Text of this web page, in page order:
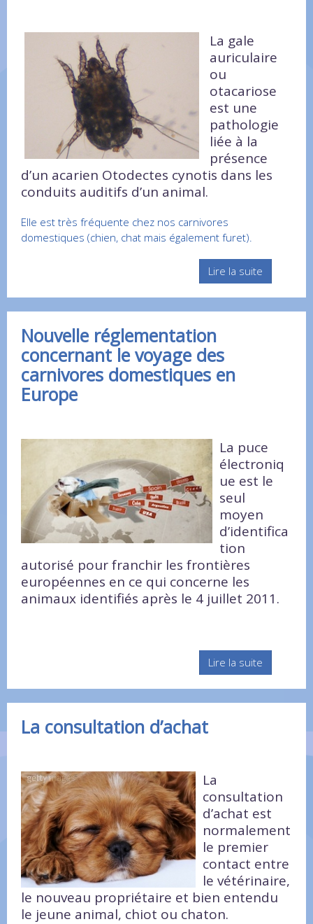
La gale
auriculaire
ou
otacariose
est une
pathologie
liée à la
présence
d’un acarien Otodectes cynotis dans les
conduits auditifs d’un animal.
Elle est très fréquente chez nos carnivores
domestiques (chien, chat mais également furet).
Lire la suite
Nouvelle réglementation
concernant le voyage des
carnivores domestiques en
Europe
La puce
électroniq
ue est le
seul
moyen
d’identifica
tion
autorisé pour franchir les frontières
européennes en ce qui concerne les
animaux identifiés après le 4 juillet 2011.
Lire la suite
La consultation d’achat
La
consultation
d’achat est
normalement
le premier
contact entre
le vétérinaire,
le nouveau propriétaire et bien entendu
le jeune animal, chiot ou chaton.